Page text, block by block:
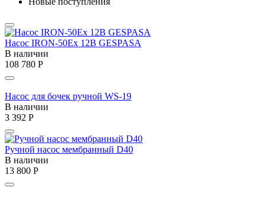
Насос IRON-50Ex 12В GESPASA
В наличии
108 780 Р
Насос для бочек ручной WS-19
В наличии
3 392 Р
Ручной насос мембранный D40
В наличии
13 800 Р